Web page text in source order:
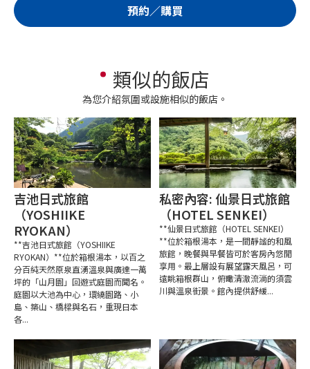
預約／購買
類似的飯店
為您介紹氛圍或設施相似的飯店。
吉池日式旅館
（YOSHIIKE
RYOKAN）
**吉池日式旅館（YOSHIIKE
RYOKAN）**位於箱根湯本，以百之
分百純天然原泉直湧溫泉與廣達一萬
坪的「山月園」回遊式庭園而聞名。
庭園以大池為中心，環繞園路、小
島、築山、橋樑與名石，重現日本
各...
私密內容: 仙景日式旅館
（HOTEL SENKEI）
**仙景日式旅館（HOTEL SENKEI）
**位於箱根湯本，是一間靜謐的和風
旅館，晚餐與早餐皆可於客房內悠閒
享用。最上層設有展望露天風呂，可
遠眺箱根群山，俯瞰清澈流淌的須雲
川與溫泉街景。館內提供舒緩...